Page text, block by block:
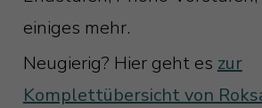
einiges mehr.
Neugierig? Hier geht es zur
Komplettübersicht von